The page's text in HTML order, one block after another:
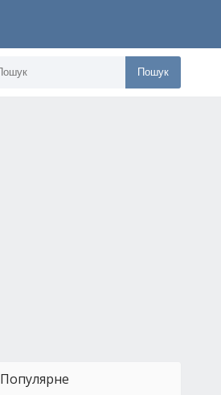
Пошук
Популярне